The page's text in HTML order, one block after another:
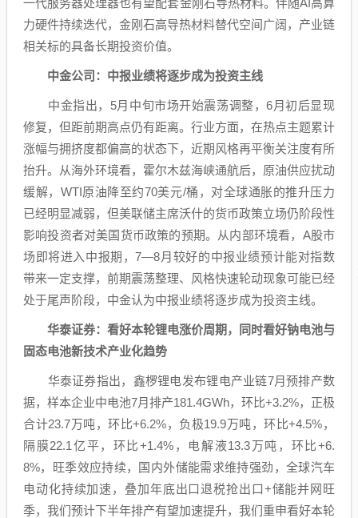
一代服务器处理器也有望配套金刚石导热材料。伴随AI高算
力硬件持续迭代，金刚石高导热材料替代空间广阔，产业链
相关标的具备长期投资价值。
中金公司 ：中报业绩将逐步成为投资主线
中金指出，5月中旬市场开始震荡调整，6月初后显现
修复，但距前期高点仍有距离。行业方面，在热点主题累计
涨幅与拥挤度都偏高的状态下，近期风格再平衡关注度有所
抬升。从海外环境看，霍尔木兹海峡通航后，原油供应扰动
缓解，WTI原油降至约70美元/桶，对全球通胀的推升压力
已经明显减弱，但美联储主席沃什的货币政策立场仍阶段性
影响投资者对美国货币政策的预期。从内部环境看，A股市
场即将进入中报期，7—8月较好的中报业绩预计能对指数
带来一定支撑，前期震荡整理、风格快速轮动现象可能已经
处于尾声阶段，中金认为中报业绩将逐步成为投资主线。
华泰证券：看好本轮锂电涨价周期，同时看好钠电池与
固态电池新技术产业化趋势
华泰证券指出，鑫椤锂电发布锂 电产业链7月预排产数
据，样本企业中电池7月排产181.4GWh，环比+3.2%，正极
合计23.7万吨，环比+6.2%，负极19.9万吨，环比+4.5%，
隔膜22.1亿平，环比+1.4%，电解液13.3万吨，环比+6.
8%，旺季效应持续，国内外储能需求维持强劲，全球汽车
电动化持续加速，叠加年底出口退税抢出口+储能并网旺
季，我们预计下半年排产有望加速提升，我们重申看好本轮